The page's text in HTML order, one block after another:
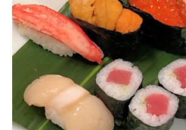
ビジネスと働き方のヒント
AI活用のいまが分かる
企業ITのトレンドを詳説
経営リーダーのコミュニティ
マーケ×ITの今がよく分かる